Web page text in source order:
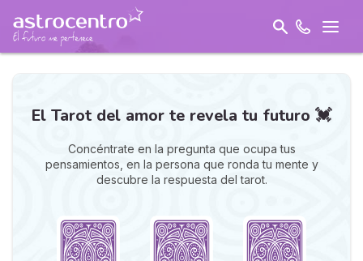
El Tarot del amor te revela tu futuro 💓
Concéntrate en la pregunta que ocupa tus
pensamientos, en la persona que ronda tu mente y
descubre la respuesta del tarot.